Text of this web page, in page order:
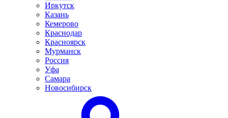
Иркутск
Казань
Кемерово
Краснодар
Красноярск
Мурманск
Россия
Уфа
Самара
Новосибирск